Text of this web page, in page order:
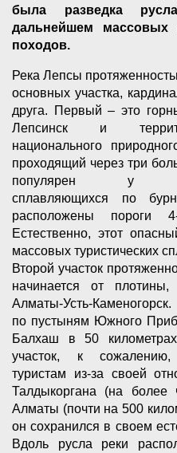
была разведка
дальнейшем массовых
походов.
Река Лепсы
основных участка,
друга. Первый – это
Лепсинск и
национального
проходящий через три
популярен у
сплавляющихся по
расположены пороги
Естественно, этот
массовых туристических
Второй участок
начинается от
Алматы-Усть-
по пустыням Южного
Балхаш в 50
участок, к сожалению,
туристам из-за своей
Талдыкоргана (на
Алматы (почти на 500
он сохранился в своем
Вдоль русла реки